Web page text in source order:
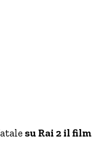
su Rai 2 il film